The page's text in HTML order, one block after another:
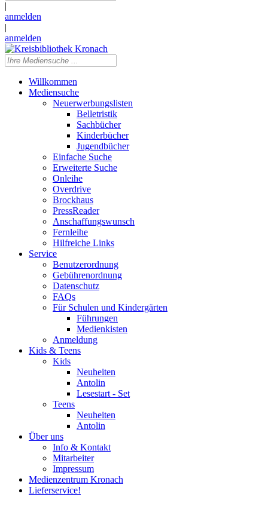
|
anmelden
|
anmelden
Willkommen
Mediensuche
Neuerwerbungslisten
Belletristik
Sachbücher
Kinderbücher
Jugendbücher
Einfache Suche
Erweiterte Suche
Onleihe
Overdrive
Brockhaus
PressReader
Anschaffungswunsch
Fernleihe
Hilfreiche Links
Service
Benutzerordnung
Gebührenordnung
Datenschutz
FAQs
Für Schulen und Kindergärten
Führungen
Medienkisten
Anmeldung
Kids & Teens
Kids
Neuheiten
Antolin
Lesestart - Set
Teens
Neuheiten
Antolin
Über uns
Info & Kontakt
Mitarbeiter
Impressum
Medienzentrum Kronach
Lieferservice!